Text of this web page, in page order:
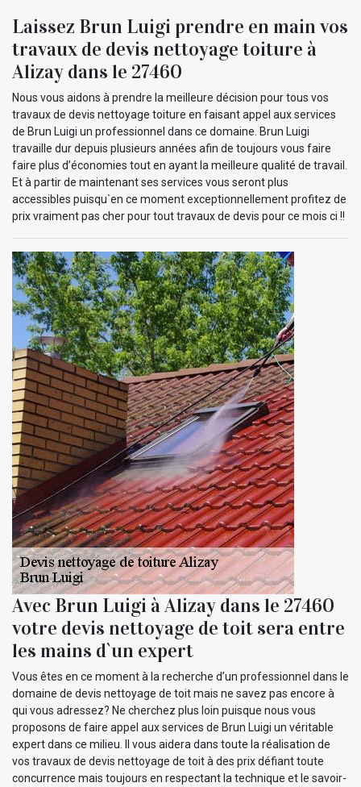
Laissez Brun Luigi prendre en main vos
travaux de devis nettoyage toiture à
Alizay dans le 27460
Nous vous aidons à prendre la meilleure décision pour tous vos
travaux de devis nettoyage toiture en faisant appel aux services
de Brun Luigi un professionnel dans ce domaine. Brun Luigi
travaille dur depuis plusieurs années afin de toujours vous faire
faire plus d’économies tout en ayant la meilleure qualité de travail.
Et à partir de maintenant ses services vous seront plus
accessibles puisqu`en ce moment exceptionnellement profitez de
prix vraiment pas cher pour tout travaux de devis pour ce mois ci !!
Avec Brun Luigi à Alizay dans le 27460
votre devis nettoyage de toit sera entre
les mains d`un expert
Vous êtes en ce moment à la recherche d’un professionnel dans le
domaine de devis nettoyage de toit mais ne savez pas encore à
qui vous adressez? Ne cherchez plus loin puisque nous vous
proposons de faire appel aux services de Brun Luigi un véritable
expert dans ce milieu. Il vous aidera dans toute la réalisation de
vos travaux de devis nettoyage de toit à des prix défiant toute
concurrence mais toujours en respectant la technique et le savoir-